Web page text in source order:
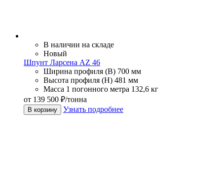
В наличии на складе
Новый
Шпунт Ларсена AZ 46
Ширина профиля (В) 700 мм
Высота профиля (Н) 481 мм
Масса 1 погонного метра 132,6 кг
от 139 500 ₽/тонна
В корзину Узнать подробнее